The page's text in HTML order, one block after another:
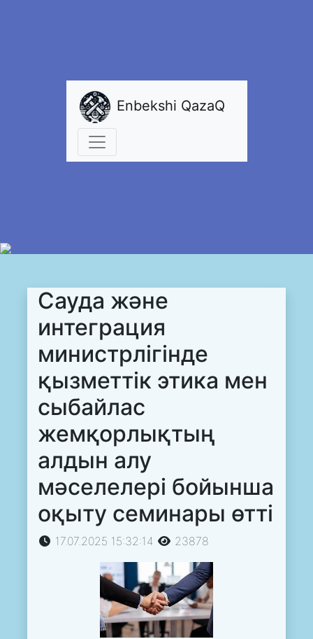
Enbekshi QazaQ
Сауда және
интеграция
министрлігінде
қызметтік этика мен
сыбайлас
жемқорлықтың
алдын алу
мәселелері бойынша
оқыту семинары өтті
17.07.2025 15:32:14 23878